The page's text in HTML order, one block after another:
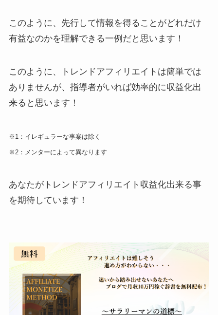
このように、先行して情報を得ることがどれだけ
有益なのかを理解できる一例だと思います！
このように、トレンドアフィリエイトは簡単では
ありませんが、指導者がいれば効率的に収益化出
来ると思います！
※1：イレギュラーな事案は除く
※2：メンターによって異なります
あなたがトレンドアフィリエイト収益化出来る事
を期待しています！